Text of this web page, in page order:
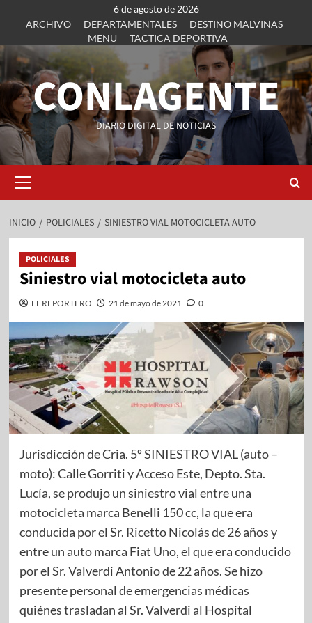
6 de agosto de 2026
ARCHIVO
DEPARTAMENTALES
DESTINO MALVINAS
MENU
TACTICA DEPORTIVA
CONLAGENTE
DIARIO DIGITAL DE NOTICIAS
INICIO POLICIALES SINIESTRO VIAL MOTOCICLETA AUTO
POLICIALES
Siniestro vial motocicleta auto
EL REPORTERO 21 de mayo de 2021 0
Jurisdicción de Cria. 5º SINIESTRO VIAL (auto –
moto): Calle Gorriti y Acceso Este, Depto. Sta.
Lucía, se produjo un siniestro vial entre una
motocicleta marca Benelli 150 cc, la que era
conducida por el Sr. Ricetto Nicolás de 26 años y
entre un auto marca Fiat Uno, el que era conducido
por el Sr. Valverdi Antonio de 22 años. Se hizo
presente personal de emergencias médicas
quiénes trasladan al Sr. Valverdi al Hospital